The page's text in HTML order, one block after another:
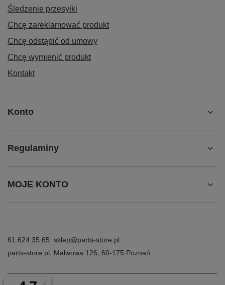
Śledzenie przesyłki
Chcę zareklamować produkt
Chcę odstąpić od umowy
Chcę wymienić produkt
Kontakt
Konto
Regulaminy
MOJE KONTO
61 624 35 65 sklep@parts-store.pl
parts-store.pl
Malwowa 126 60-175 Poznań